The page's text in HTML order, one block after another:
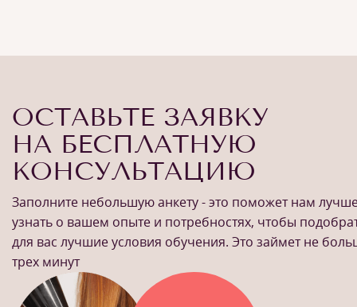
ОСТАВЬТЕ ЗАЯВКУ
НА БЕСПЛАТНУЮ
КОНСУЛЬТАЦИЮ
Заполните небольшую анкету - это поможет нам
узнать о вашем опыте и потребностях, чтобы
для вас лучшие условия обучения. Это займет не
трех минут